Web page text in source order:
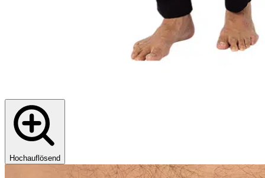
Hochauflösend